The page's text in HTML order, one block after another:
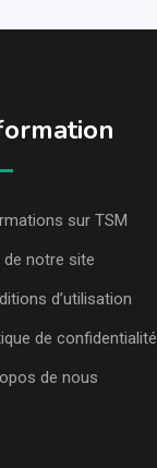
sur TSM
de notre site
d’utilisation
de confidentialité
de nous